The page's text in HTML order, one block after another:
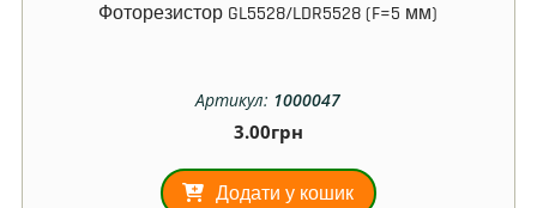
Фоторезистор GL5528/LDR5528 (F=5 мм)
Артикул: 1000047
3.00грн
Додати у кошик